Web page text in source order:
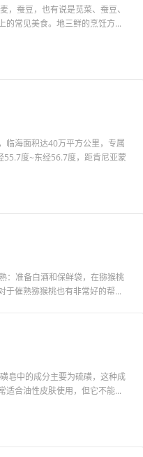
，蚕豆，也有说是苋菜、蚕豆、
的常见美食。地三鲜的烹饪方...
临海面积达40万平方公里，专属
度~东经56.7度，距肯尼亚蒙
：准备白酒和保鲜袋，在猕猴桃
于催熟猕猴桃也有非常好的帮...
皂中的成分主要为硫磺，这种成
适合油性皮肤使用，但它不能...